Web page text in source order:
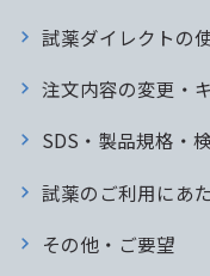
試薬ダイレクトの
注文内容の変更・
SDS・製品規格・
試薬のご利用にあ
その他・ご要望